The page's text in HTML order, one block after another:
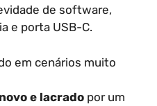
de software,
e porta USB-C.
em cenários muito
novo e lacrado por um